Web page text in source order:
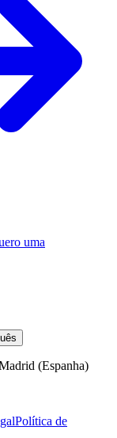
uma
(Espanha)
Política de